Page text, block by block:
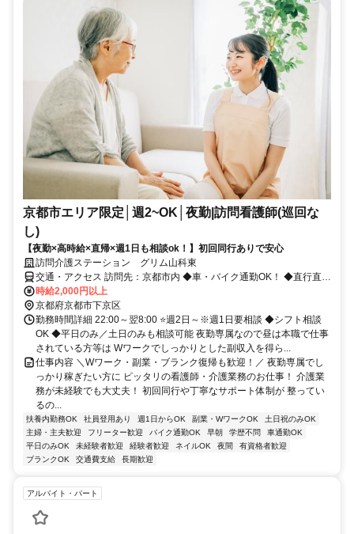
京都市エリア限定│週2~OK│夜勤|訪問看護師(巡回な
し)
【夜勤×高時給×直帰×週1日も相談ok！】初回同行ありで安心
訪問介護ステーション グリム山科東
交通・アクセス 訪問先：京都市内 ◆車・バイク通勤OK！ ◆直行直帰
OK！
時給2,000円以上
京都府京都市下京区
勤務時間詳細 22:00～翌8:00 ⭐週2日～※週1日要相談 ◆シフト相談
OK ◆平日のみ／土日のみも相談可能 夜勤専属なので昼は本職で仕事
されている方等は Wワークでしっかりとした副収入を得ら...
仕事内容 ＼Wワーク・副業・ブランク復帰も歓迎！／ 夜勤専属でし
っかり稼ぎたい方に ピッタリの看護師・介護業務のお仕事！ 介護業
務が未経験でも大丈夫！ 初回同行や丁寧なサポート体制が 整ってい
るの...
扶養内勤務OK 社員登用あり 週1日からOK 副業・WワークOK
土日祝のみOK
主婦・主夫歓迎
フリーター歓迎 バイク通勤OK 早朝 学歴不問
車通勤OK
平日のみOK
未経験者歓迎 経験者歓迎 ネイルOK 夜間
有資格者歓迎
ブランクOK
交通費支給 長期歓迎
アルバイト・パート